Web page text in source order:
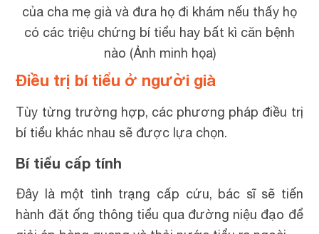
của cha mẹ già và đưa họ đi khám nếu thấy họ
có các triệu chứng bí tiểu hay bất kì căn bệnh
nào (Ảnh minh họa)
Điều trị bí tiểu ở người già
Tùy từng trường hợp, các phương pháp điều trị
bí tiểu khác nhau sẽ được lựa chọn.
Bí tiểu cấp tính
Đây là một tình trạng cấp cứu, bác sĩ sẽ tiến
hành đặt ống thông tiểu qua đường niệu đạo để